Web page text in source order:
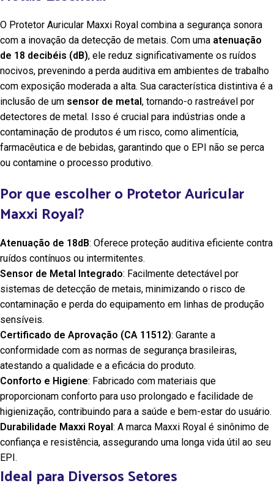
O Protetor Auricular Maxxi Royal combina a segurança sonora
com a inovação da detecção de metais. Com uma atenuação
de 18 decibéis (dB), ele reduz significativamente os ruídos
nocivos, prevenindo a perda auditiva em ambientes de trabalho
com exposição moderada a alta. Sua característica distintiva é a
inclusão de um sensor de metal, tornando-o rastreável por
detectores de metal. Isso é crucial para indústrias onde a
contaminação de produtos é um risco, como alimentícia,
farmacêutica e de bebidas, garantindo que o EPI não se perca
ou contamine o processo produtivo.
Por que escolher o Protetor Auricular
Maxxi Royal?
Atenuação de 18dB: Oferece proteção auditiva eficiente contra
ruídos contínuos ou intermitentes.
Sensor de Metal Integrado: Facilmente detectável por
sistemas de detecção de metais, minimizando o risco de
contaminação e perda do equipamento em linhas de produção
sensíveis.
Certificado de Aprovação (CA 11512): Garante a
conformidade com as normas de segurança brasileiras,
atestando a qualidade e a eficácia do produto.
Conforto e Higiene: Fabricado com materiais que
proporcionam conforto para uso prolongado e facilidade de
higienização, contribuindo para a saúde e bem-estar do usuário.
Durabilidade Maxxi Royal: A marca Maxxi Royal é sinônimo de
confiança e resistência, assegurando uma longa vida útil ao seu
EPI.
Ideal para Diversos Setores